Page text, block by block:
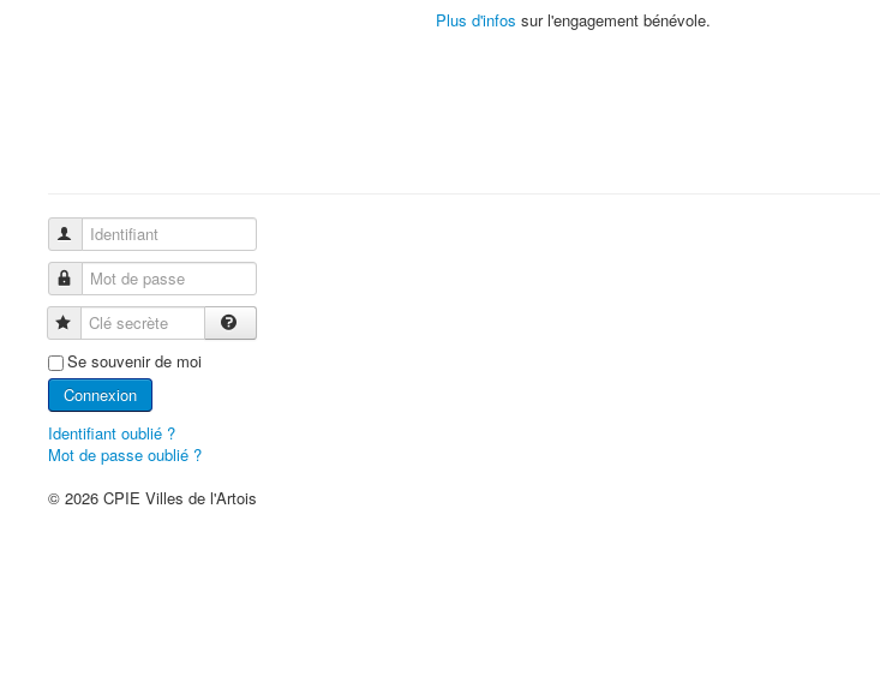
Plus d'infos sur l'engagement bénévole.
Identifiant
Mot de passe
Clé secrète
Se souvenir de moi
Connexion
Identifiant oublié ?
Mot de passe oublié ?
© 2026 CPIE Villes de l'Artois